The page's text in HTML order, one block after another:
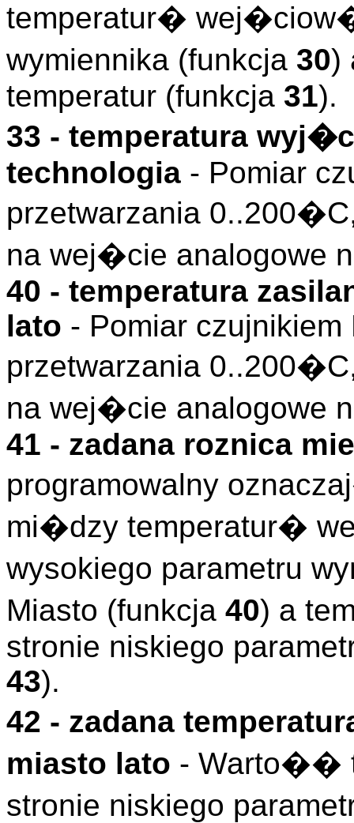
temperatur�
wymiennika (funkcja 30)
temperatur (funkcja 31).
33 - temperatura
technologia - Pomiar
przetwarzania
na wej�cie analogowe
40 - temperatura
lato - Pomiar
przetwarzania
na wej�cie analogowe
41 - zadana roznica
programowalny
mi�dzy temperatur�
wysokiego parametru
Miasto (funkcja 40) a
stronie niskiego
43).
42 - zadana
miasto lato - Warto��
stronie niskiego